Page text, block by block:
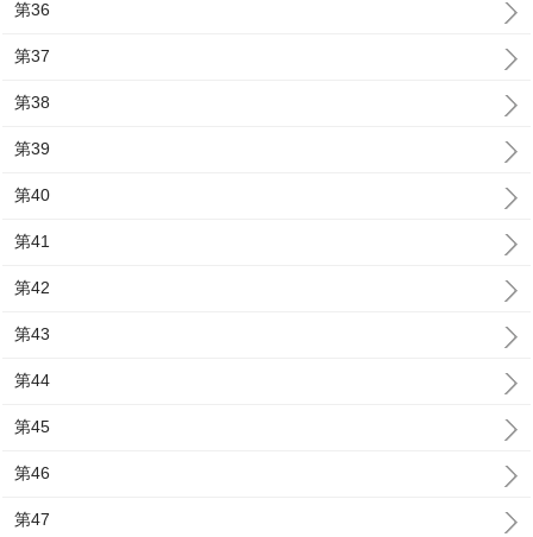
第36
第37
第38
第39
第40
第41
第42
第43
第44
第45
第46
第47